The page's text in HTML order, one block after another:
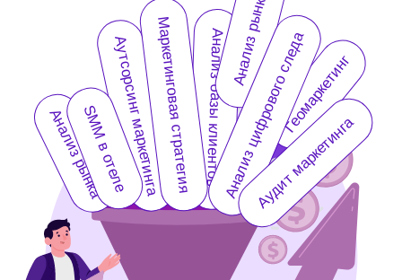
Измерение NPS (удовлетворенность)
Конкурентный анализ и позиционирование
Подбор маркетолога
Подбор и настройка рекламных каналов